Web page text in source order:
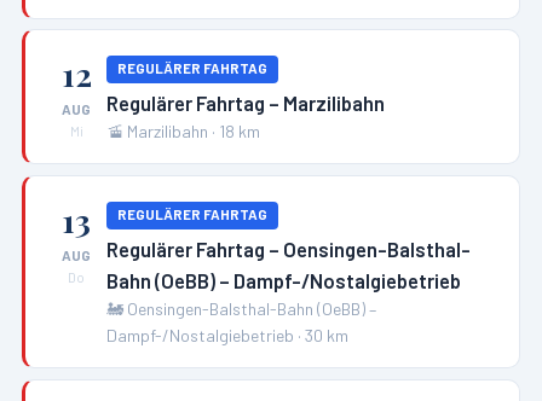
12
AUG
Mi
REGULÄRER FAHRTAG
Regulärer Fahrtag – Marzilibahn
🚡 Marzilibahn · 18 km
13
AUG
Do
REGULÄRER FAHRTAG
Regulärer Fahrtag – Oensingen-Balsthal-
Bahn (OeBB) – Dampf-/Nostalgiebetrieb
🚂 Oensingen-Balsthal-Bahn (OeBB) –
Dampf-/Nostalgiebetrieb ·30 km